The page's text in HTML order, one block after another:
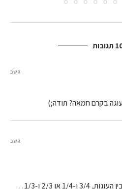
בקרם חמאה? תודה;)
השב
4 או 2/3 ו-1/3…
השב